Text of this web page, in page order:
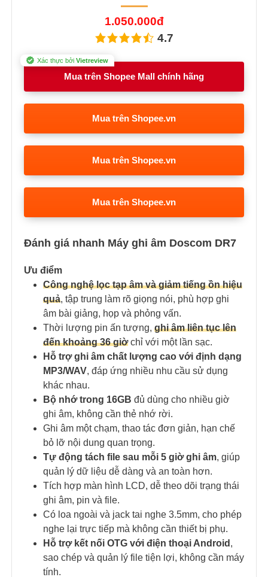
1.050.000đ
4.7
Xác thực bởi Vietreview
Mua trên Shopee Mall chính hãng
Mua trên Shopee.vn
Mua trên Shopee.vn
Mua trên Shopee.vn
Đánh giá nhanh Máy ghi âm Doscom DR7
Ưu điểm
Công nghệ lọc tạp âm và giảm tiếng ồn hiệu
quả, tập trung làm rõ giọng nói, phù hợp ghi
âm bài giảng, họp và phỏng vấn.
Thời lượng pin ấn tượng, ghi âm liên tục lên
đến khoảng 36 giờchỉ với một lần sạc.
Hỗ trợ ghi âm chất lượng cao với định dạng
MP3/WAV, đáp ứng nhiều nhu cầu sử dụng
khác nhau.
Bộ nhớ trong 16GB đủ dùng cho nhiều giờ
ghi âm, không cần thẻ nhớ rời.
Ghi âm một chạm, thao tác đơn giản, hạn chế
bỏ lỡ nội dung quan trọng.
Tự động tách file sau mỗi 5 giờ ghi âm, giúp
quản lý dữ liệu dễ dàng và an toàn hơn.
Tích hợp màn hình LCD, dễ theo dõi trạng thái
ghi âm, pin và file.
Có loa ngoài và jack tai nghe 3.5mm, cho phép
nghe lại trực tiếp mà không cần thiết bị phụ.
Hỗ trợ kết nối OTG với điện thoại Android ,
sao chép và quản lý file tiện lợi, không cần máy
tính.